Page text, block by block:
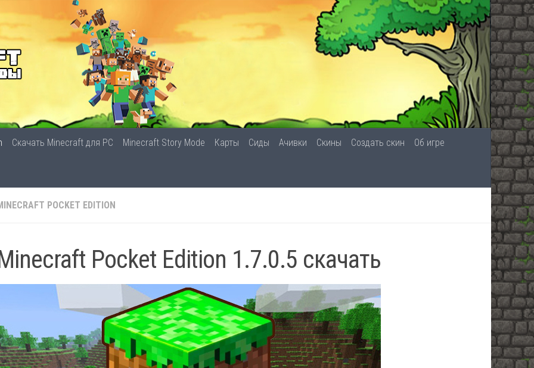
Скачать Minecraft для PC Minecraft Story Mode Карты Сиды Ачивки Скины Создать скин Об игре
POCKET EDITION
Pocket Edition 1.7.0.5 скачать